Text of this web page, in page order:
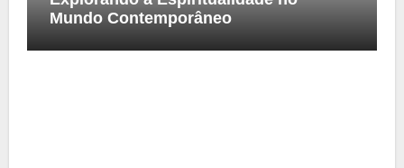
Mundo Contemporâneo